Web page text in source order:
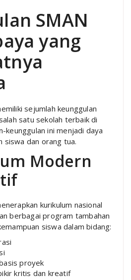
SMAN
yang
sejumlah keunggulan
satu sekolah terbaik di
keunggulan ini menjadi daya
siswa dan orang tua.
Modern
kurikulum nasional
berbagai program tambahan
siswa dalam bidang:
proyek
kritis dan kreatif